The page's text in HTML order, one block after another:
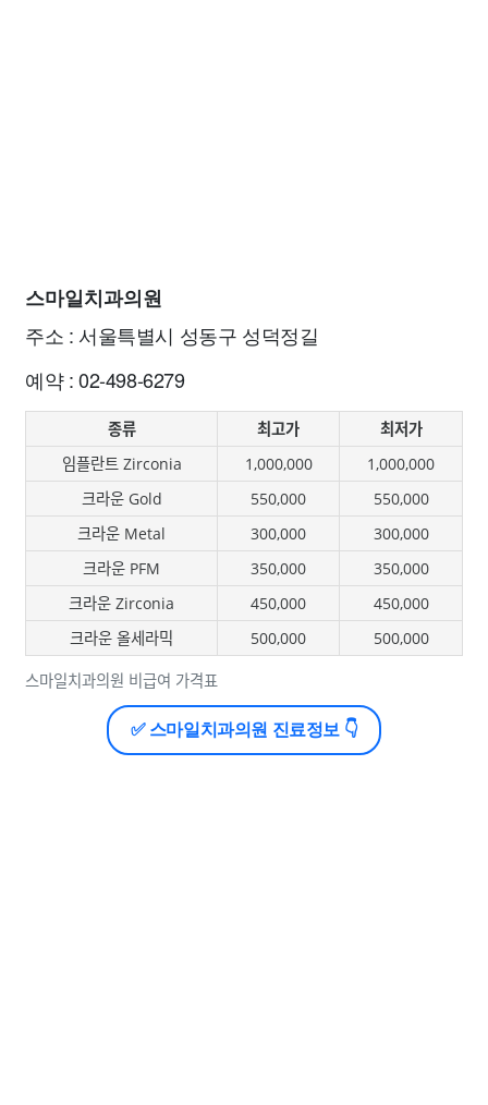
스마일치과의원
주소 : 서울특별시 성동구 성덕정길
예약 : 02-498-6279
스마일치과의원 비급여 가격표
종류 최고가
최저가
임플란트 Zirconia
1,000,000
1,000,000
크라운 Gold
550,000
550,000
크라운 Metal
300,000
300,000
크라운 PFM
350,000
350,000
크라운 Zirconia
450,000
450,000
크라운 올세라믹
500,000 500,000
✅ 스마일치과의원 진료정보 👇